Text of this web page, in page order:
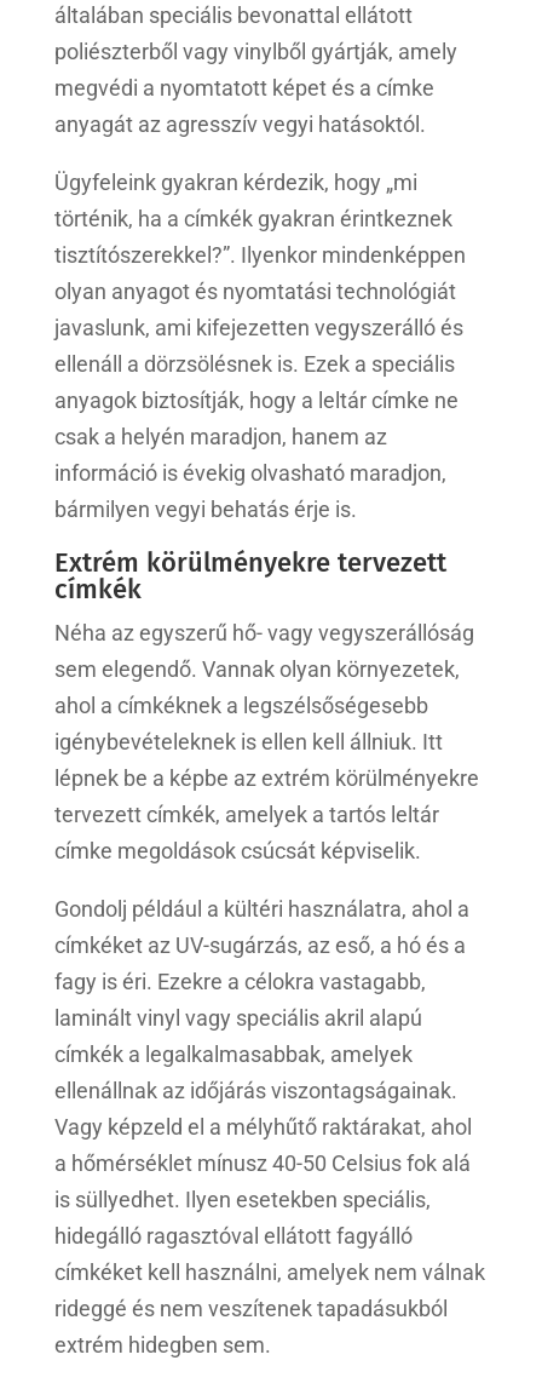
általában speciális bevonattal ellátott
poliészterből vagy vinylből gyártják, amely
megvédi a nyomtatott képet és a címke
anyagát az agresszív vegyi hatásoktól.
Ügyfeleink gyakran kérdezik, hogy „mi
történik, ha a címkék gyakran érintkeznek
tisztítószerekkel?”. Ilyenkor mindenképpen
olyan anyagot és nyomtatási technológiát
javaslunk, ami kifejezetten vegyszerálló és
ellenáll a dörzsölésnek is. Ezek a speciális
anyagok biztosítják, hogy a leltár címke ne
csak a helyén maradjon, hanem az
információ is évekig olvasható maradjon,
bármilyen vegyi behatás érje is.
Extrém körülményekre tervezett
címkék
Néha az egyszerű hő- vagy vegyszerállóság
sem elegendő. Vannak olyan környezetek,
ahol a címkéknek a legszélsőségesebb
igénybevételeknek is ellen kell állniuk. Itt
lépnek be a képbe az extrém körülményekre
tervezett címkék, amelyek a tartós leltár
címke megoldások csúcsát képviselik.
Gondolj például a kültéri használatra, ahol a
címkéket az UV-sugárzás, az eső, a hó és a
fagy is éri. Ezekre a célokra vastagabb,
laminált vinyl vagy speciális akril alapú
címkék a legalkalmasabbak, amelyek
ellenállnak az időjárás viszontagságainak.
Vagy képzeld el a mélyhűtő raktárakat, ahol
a hőmérséklet mínusz 40-50 Celsius fok alá
is süllyedhet. Ilyen esetekben speciális,
hidegálló ragasztóval ellátott fagyálló
címkéket kell használni, amelyek nem válnak
rideggé és nem veszítenek tapadásukból
extrém hidegben sem.